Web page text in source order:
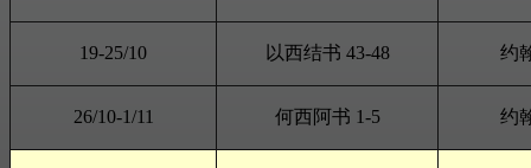
19-25/10 以西结书 43-48 约
26/10-1/11 何西阿书 1-5 约